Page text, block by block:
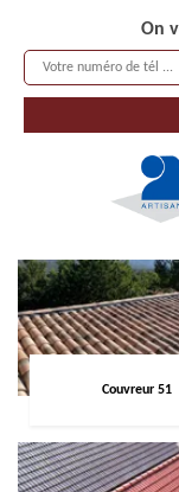
On
Couvreur 51